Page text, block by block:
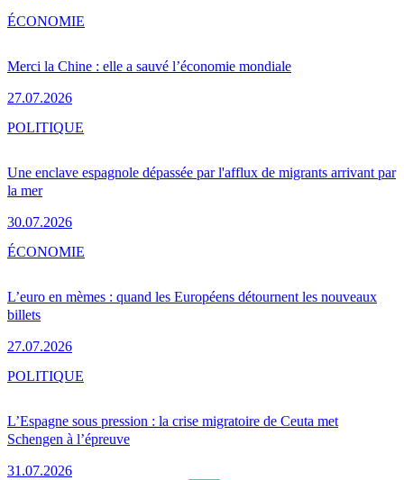
Merci la Chine : elle a sauvé l’économie mondiale
27.07.2026
ÉCONOMIE
Une enclave espagnole dépassée par l'afflux de migrants arrivant par
la mer
30.07.2026
POLITIQUE
L’euro en mèmes : quand les Européens détournent les nouveaux
billets
27.07.2026
ÉCONOMIE
L’Espagne sous pression : la crise migratoire de Ceuta met
Schengen à l’épreuve
31.07.2026
POLITIQUE